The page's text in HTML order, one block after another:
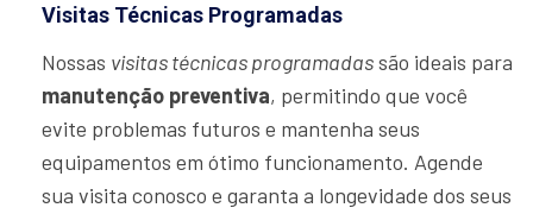
Visitas Técnicas Programadas
Nossas visitas técnicas programadassão ideais para
manutenção preventiva, permitindo que você
evite problemas futuros e mantenha seus
equipamentos em ótimo funcionamento. Agende
sua visita conosco e garanta a longevidade dos seus